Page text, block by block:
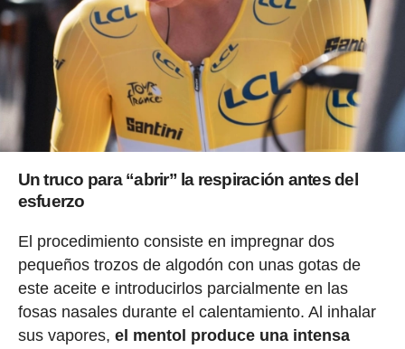
Un truco para “abrir” la respiración antes del
esfuerzo
El procedimiento consiste en impregnar dos
pequeños trozos de algodón con unas gotas de
este aceite e introducirlos parcialmente en las
fosas nasales durante el calentamiento. Al inhalar
sus vapores, el mentol produce una intensa